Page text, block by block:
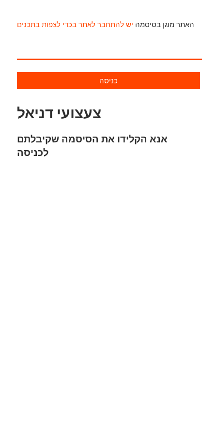
האתר מוגן בסיסמה יש להתחבר לאתר בכדי לצפות בתכנים
כניסה
צעצועי דניאל
אנא הקלידו את הסיסמה שקיבלתם
לכניסה